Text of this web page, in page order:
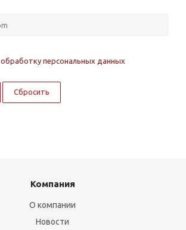
обработку персональных данных
Сбросить
Компания
О компании
Новости